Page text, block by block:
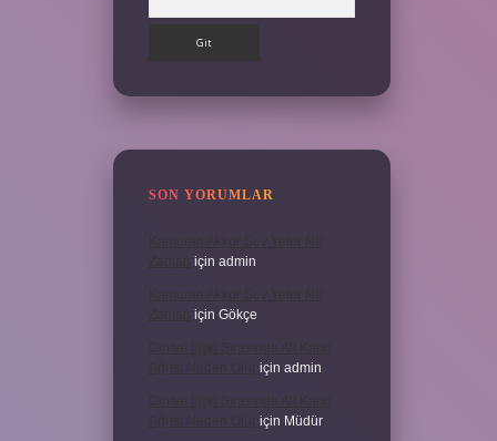
SON YORUMLAR
Kamuran Akkor Sev Yeter Ne
için admin
Kamuran Akkor Sev Yeter Ne
için Gökçe
Cinsel Ilişki Sırasında Alt Karın
Ağrısı Neden Olur
için admin
Cinsel Ilişki Sırasında Alt Karın
Ağrısı Neden Olur
için Müdür